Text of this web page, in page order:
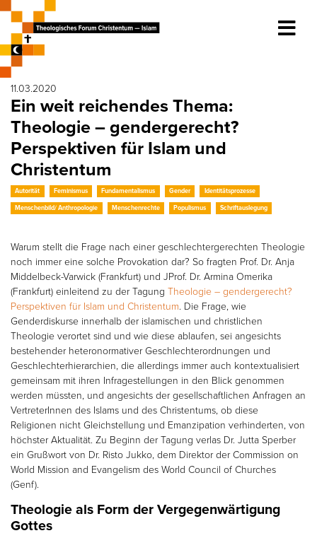
11.03.2020
Ein weit reichendes Thema:
Theologie – gendergerecht?
Perspektiven für Islam und
Christentum
Autorität Feminismus Fundamentalismus Gender
Identitätsprozesse
Menschenbild/ Anthropologie
Menschenrechte Populismus Schriftauslegung
Warum stellt die Frage nach einer geschlechtergerechten Theologie
noch immer eine solche Provokation dar? So fragten Prof. Dr. Anja
Middelbeck-Varwick (Frankfurt) und JProf. Dr. Armina Omerika
(Frankfurt) einleitend zu der Tagung Theologie – gendergerecht?
Perspektiven für Islam und Christentum. Die Frage, wie
Genderdiskurse innerhalb der islamischen und christlichen
Theologie verortet sind und wie diese ablaufen, sei angesichts
bestehender heteronormativer Geschlechterordnungen und
Geschlechterhierarchien, die allerdings immer auch kontextualisiert
gemeinsam mit ihren Infragestellungen in den Blick genommen
werden müssten, und angesichts der gesellschaftlichen Anfragen an
VertreterInnen des Islams und des Christentums, ob diese
Religionen nicht Gleichstellung und Emanzipation verhinderten, von
höchster Aktualität. Zu Beginn der Tagung verlas Dr. Jutta Sperber
ein Grußwort von Dr. Risto Jukko, dem Direktor der Commission on
World Mission and Evangelism des World Council of Churches
(Genf).
Theologie als Form der Vergegenwärtigung
Gottes